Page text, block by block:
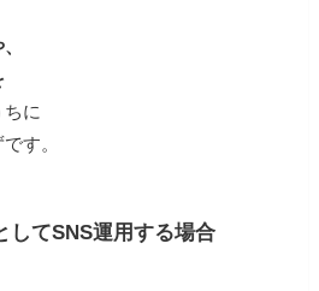
に
す。
してSNS運用する場合